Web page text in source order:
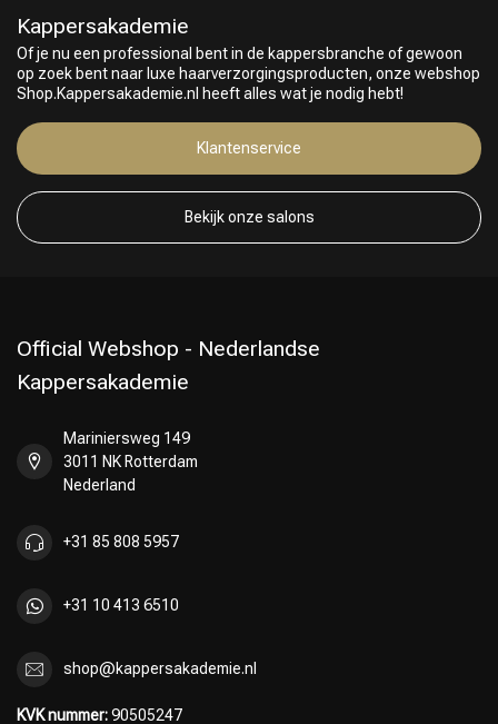
Keuze van onze Kappers
Kappersakademie
Of je nu een professional bent in de kappersbranche of gewoon
op zoek bent naar luxe haarverzorgingsproducten, onze webshop
Shop.Kappersakademie.nl heeft alles wat je nodig hebt!
Klantenservice
Bekijk onze salons
Official Webshop - Nederlandse
Kappersakademie
Mariniersweg 149
3011 NK Rotterdam
Nederland
+31 85 808 5957
+31 10 413 6510
shop@kappersakademie.nl
KVK nummer:90505247